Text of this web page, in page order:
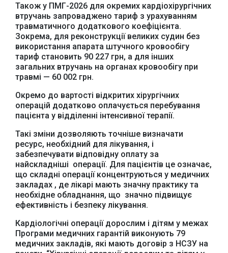
Також у ПМГ-2026 для окремих кардіохірургічних
втручань запроваджено тариф з урахуванням
травматичного додаткового коефіцієнта.
Зокрема, для реконструкції великих судин без
використання апарата штучного кровообігу
тариф становить 90 227 грн, а для інших
загальних втручань на органах кровообігу при
травмі — 60 002 грн.
Окремо до вартості відкритих хірургічних
операцій додатково оплачується перебування
пацієнта у відділенні інтенсивної терапії.
Такі зміни дозволяють точніше визначати
ресурс, необхідний для лікування, і
забезпечувати відповідну оплату за
найскладніші операції. Для пацієнтів це означає,
що складні операції концентруються у медичних
закладах , де лікарі мають значну практику та
необхідне обладнання, що значно підвищує
ефективність і безпеку лікування.
Кардіологічні операції дорослим і дітям у межах
Програми медичних гарантій виконують 79
медичних закладів, які мають договір з НСЗУ на
Офіційний веб-сайт
Бориспільської РДА
Офіційний веб-сайт
Бориспільської
районної ради